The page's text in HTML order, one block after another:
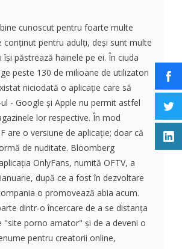
cunoscut pentru foarte multe
conținut pentru adulți, deși sunt multe
păstrează hainele pe ei. În ciuda
peste 130 de milioane de utilizatori
niciodată o aplicație care să
- Google și Apple nu permit astfel
lor respective. În mod
are o versiune de aplicație; doar că
de nuditate. Bloomberg
OnlyFans, numită OFTV, a
după ce a fost în dezvoltare
o promovează abia acum.
dintr-o încercare de a se distanța
"site porno amator" și de a deveni o
pentru creatorii online,